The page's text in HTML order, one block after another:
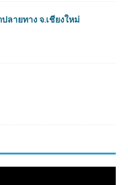
ลายทาง จ.เชียงใหม่